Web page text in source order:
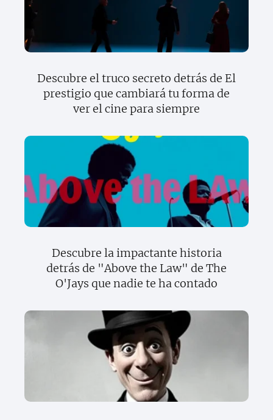
Descubre el truco secreto detrás de El
prestigio que cambiará tu forma de
ver el cine para siempre
Descubre la impactante historia
detrás de "Above the Law" de The
O'Jays que nadie te ha contado